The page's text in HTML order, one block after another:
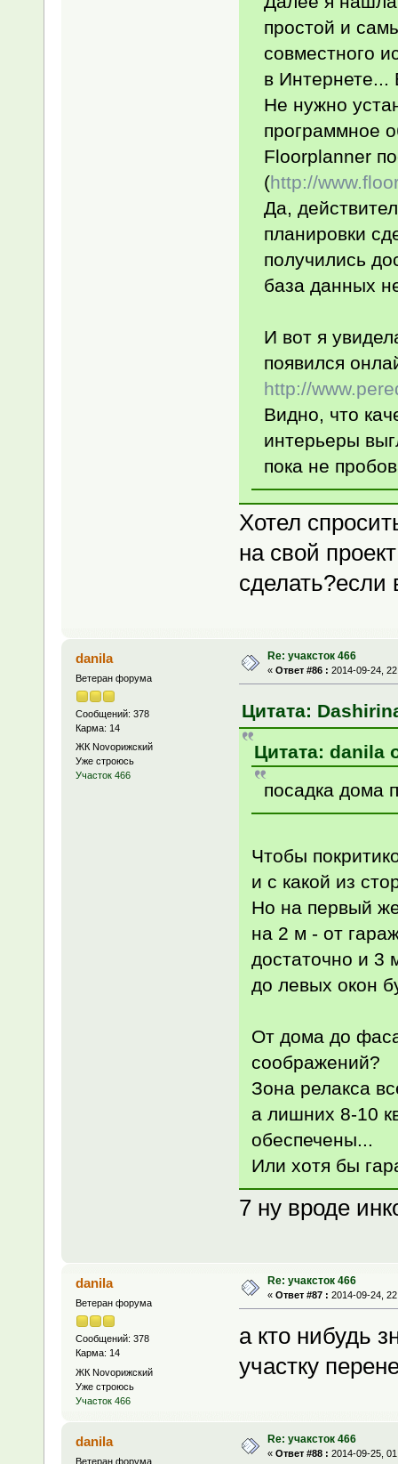
простой и
совместного
в Интернете...
Не нужно
программное
Floorplanner
(http://
Да,
планировки
получились
база данных
И вот я
появился
http://
Видно, что
интерьеры
пока не
Хотел
на свой
сделать?если
danila
Ветеран форума
Сообщений: 378
Карма: 14
ЖК Novoрижский
Уже строюсь
Участок 466
Re: учаксток 466
« Ответ #86 : 2014-09-24,
Цитата:
Цитата: danila
посадка дома
Чтобы
и с какой из
Но на первый
на 2 м - от
достаточно и 3
до левых окон
От дома до
соображений?
Зона релакса
а лишних 8-10
обеспечены...
Или хотя бы
7 ну вроде
danila
Ветеран форума
Сообщений: 378
Карма: 14
ЖК Novoрижский
Уже строюсь
Участок 466
Re: учаксток 466
« Ответ #87 : 2014-09-24,
а кто нибудь
участку
danila
Ветеран форума
Re: учаксток 466
« Ответ #88 : 2014-09-25,